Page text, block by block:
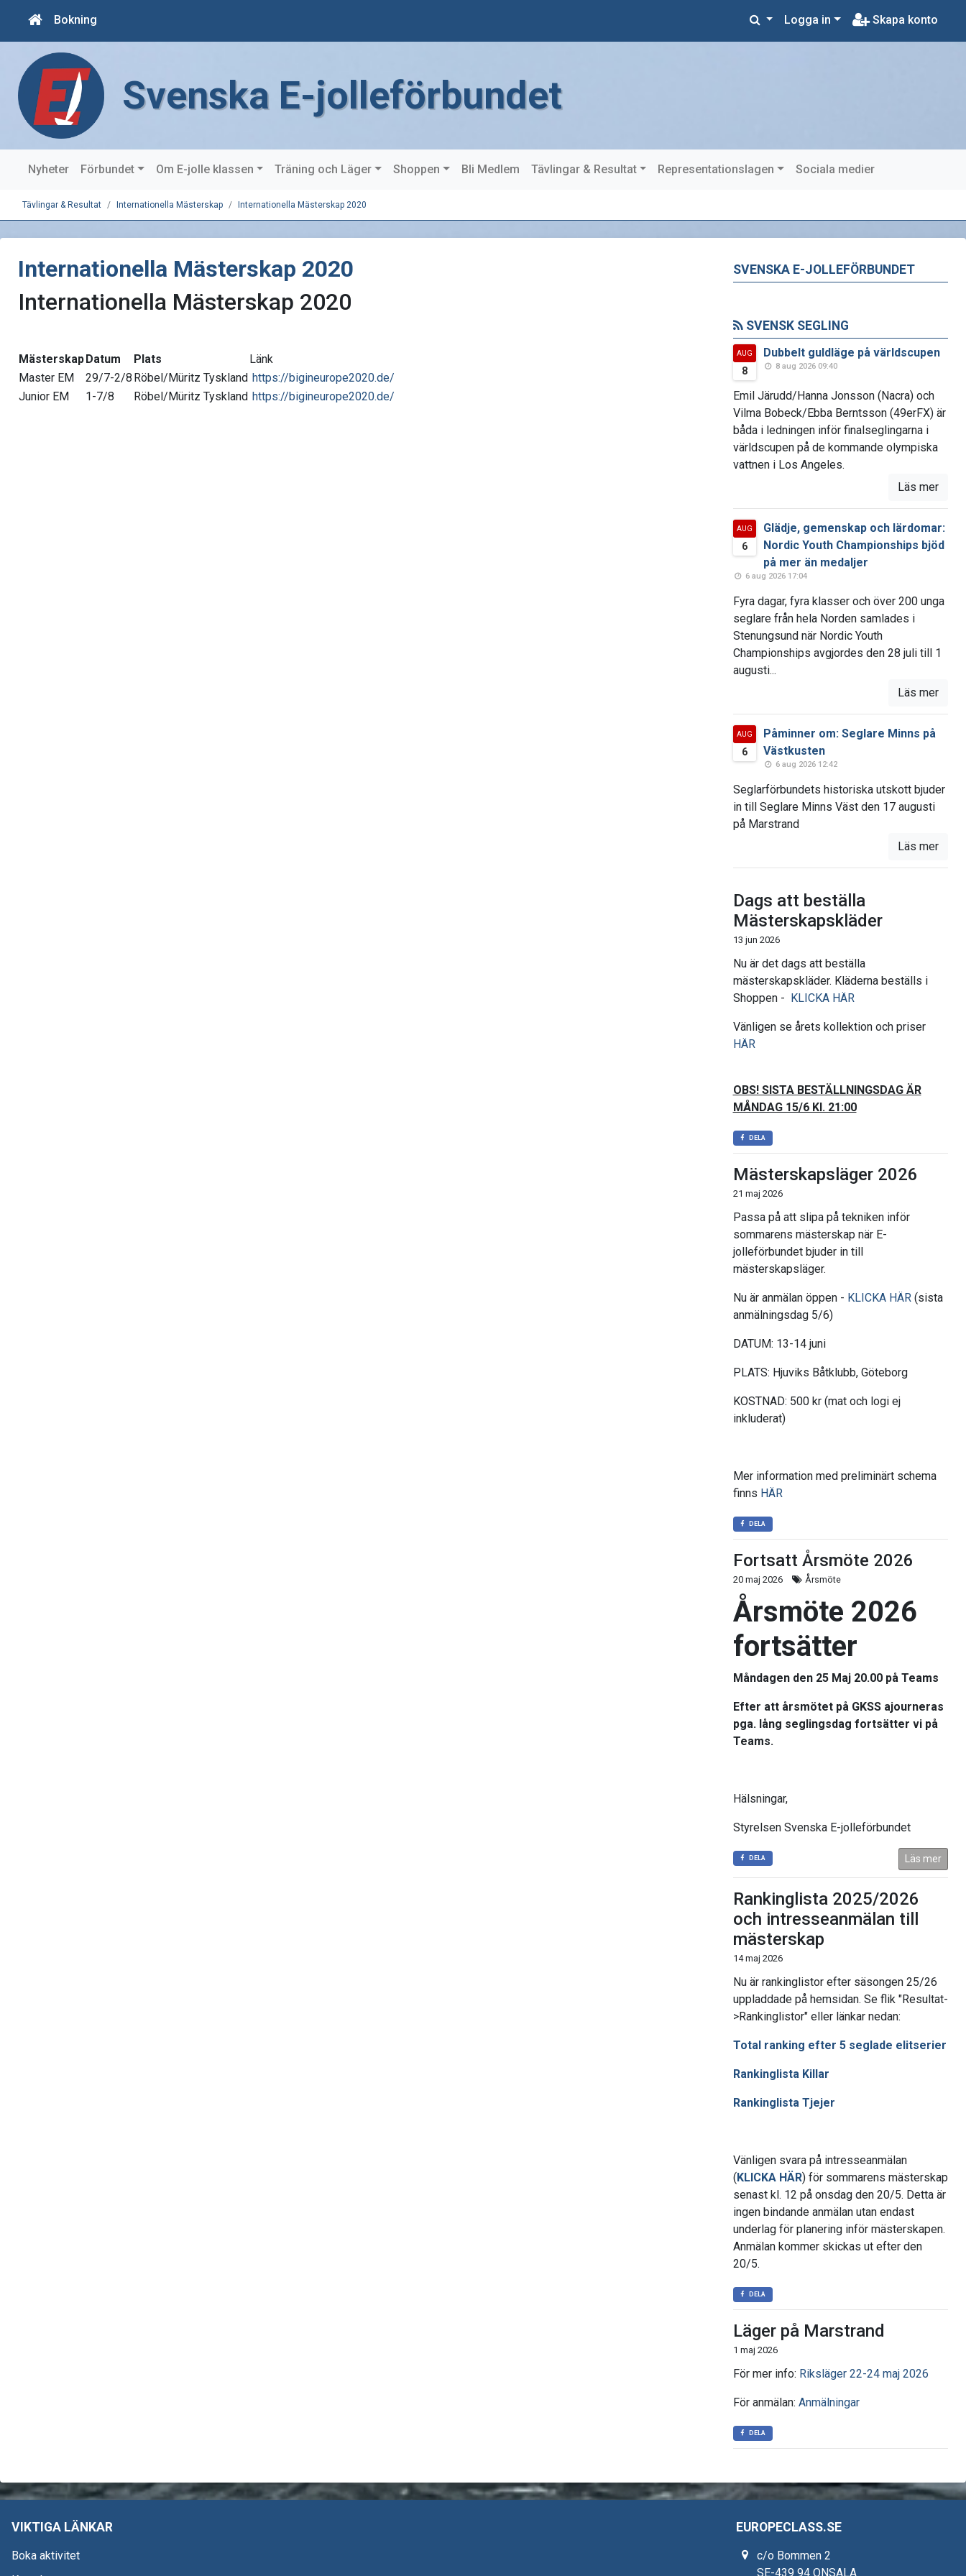
Bokning Logga in Skapa konto
Svenska E-jolleförbundet
Nyheter Förbundet Om E-jolle klassen Träning och Läger Shoppen Bli Medlem Tävlingar & Resultat Representationslagen Sociala medier
Tävlingar & Resultat Internationella Mästerskap Internationella Mästerskap 2020
Internationella Mästerskap 2020
Internationella Mästerskap 2020
MästerskapDatum Plats
Länk
Master EM
29/7-2/8 Röbel/Müritz Tyskland https://bigineurope2020.de/
Junior EM
1-7/8 Röbel/Müritz Tyskland https://bigineurope2020.de/
SVENSKA E-JOLLEFÖRBUNDET
SVENSK SEGLING
AUG
8
Dubbelt guldläge på världscupen
8 aug 2026 09:40
Emil Järudd/Hanna Jonsson (Nacra) och
Vilma Bobeck/Ebba Berntsson (49erFX) är
båda i ledningen inför finalseglingarna i
världscupen på de kommande olympiska
vattnen i Los Angeles.
Läs mer
AUG
6
Glädje, gemenskap och lärdomar:
Nordic Youth Championships bjöd
på mer än medaljer
6 aug 2026 17:04
Fyra dagar, fyra klasser och över 200 unga
seglare från hela Norden samlades i
Stenungsund när Nordic Youth
Championships avgjordes den 28 juli till 1
augusti...
Läs mer
AUG
6
Påminner om: Seglare Minns på
Västkusten
6 aug 2026 12:42
Seglarförbundets historiska utskott bjuder
in till Seglare Minns Väst den 17 augusti
på Marstrand
Läs mer
Dags att beställa
Mästerskapskläder
13 jun 2026
Nu är det dags att beställa
mästerskapskläder. Kläderna beställs i
Shoppen - KLICKA HÄR
Vänligen se årets kollektion och priser
HÄR
OBS! SISTA BESTÄLLNINGSDAG ÄR
MÅNDAG 15/6 Kl. 21:00
DELA
Mästerskapsläger 2026
21 maj 2026
Passa på att slipa på tekniken inför
sommarens mästerskap när E-
jolleförbundet bjuder in till
mästerskapsläger.
Nu är anmälan öppen - KLICKA HÄR(sista
anmälningsdag 5/6)
DATUM: 13-14 juni
PLATS: Hjuviks Båtklubb, Göteborg
KOSTNAD: 500 kr (mat och logi ej
inkluderat)
Mer information med preliminärt schema
finns HÄR
DELA
Fortsatt Årsmöte 2026
20 maj 2026 Årsmöte
Årsmöte 2026
fortsätter
Måndagen den 25 Maj 20.00 på Teams
Efter att årsmötet på GKSSajourneras
pga. lång seglingsdag fortsätter vi på
Teams.
Hälsningar,
Styrelsen Svenska E-jolleförbundet
DELA Läs mer
Rankinglista 2025/2026
och intresseanmälan till
mästerskap
14 maj 2026
Nu är rankinglistor efter säsongen 25/26
uppladdade på hemsidan. Se flik "Resultat-
>Rankinglistor" eller länkar nedan:
Total ranking efter 5 seglade elitserier
Rankinglista Killar
Rankinglista Tjejer
Vänligen svara på intresseanmälan
(KLICKA HÄR) för sommarens mästerskap
senast kl. 12 på onsdag den 20/5. Detta är
ingen bindande anmälan utan endast
underlag för planering inför mästerskapen.
Anmälan kommer skickas ut efter den
20/5.
DELA
Läger på Marstrand
1 maj 2026
För mer info: Riksläger 22-24 maj 2026
För anmälan: Anmälningar
DELA
VIKTIGA LÄNKAR
Boka aktivitet
EUROPECLASS.SE
c/o Bommen 2
SE-439 94 ONSALA